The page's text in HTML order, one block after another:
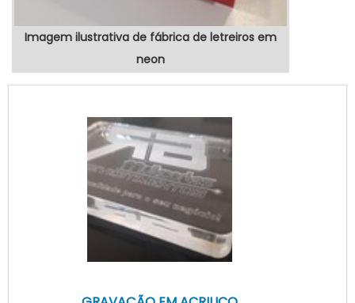
Imagem ilustrativa de fábrica de letreiros em
neon